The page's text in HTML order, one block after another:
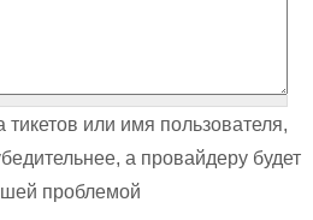
или имя пользователя,
а провайдеру будет
проблемой